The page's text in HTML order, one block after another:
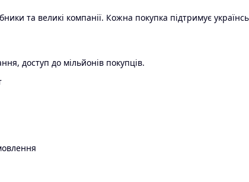
та великі компанії. Кожна покупка підтримує
доступ до мільйонів покупців.